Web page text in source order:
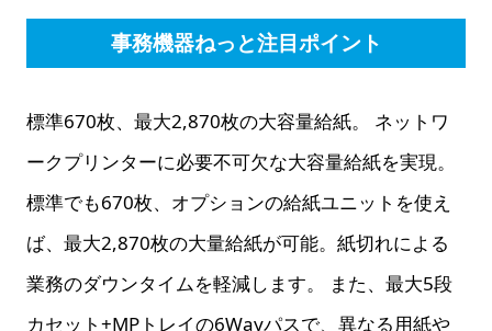
事務機器ねっと注目ポイント
標準670枚、最大2,870枚の大容量給紙。 ネットワ
ークプリンターに必要不可欠な大容量給紙を実現。
標準でも670枚、オプションの給紙ユニットを使え
ば、最大2,870枚の大量給紙が可能。紙切れによる
業務のダウンタイムを軽減します。 また、最大5段
カセット+MPトレイの6Wayパスで、異なる用紙や